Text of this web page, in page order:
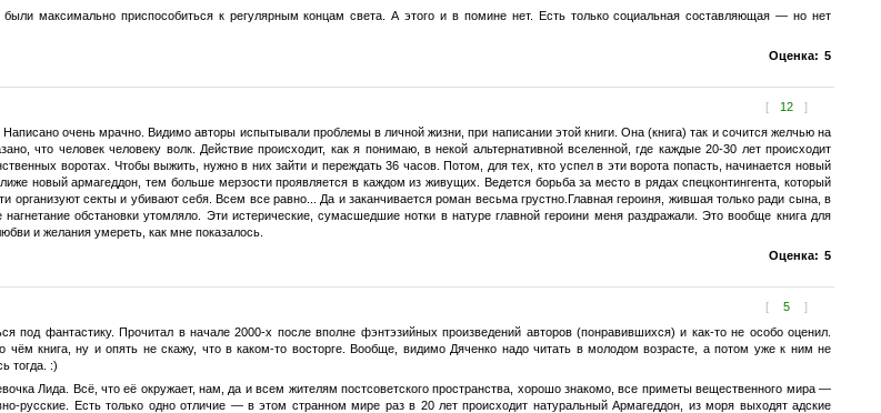
максимально приспособиться к регулярным концам света. А этого и в помине нет. Есть только социальная составляющая — но нет
Оценка: 5
[ 12 ]
очень мрачно. Видимо авторы испытывали проблемы в личной жизни, при написании этой книги. Она (книга) так и сочится желчью на
что человек человеку волк. Действие происходит, как я понимаю, в некой альтернативной вселенной, где каждые 20-30 лет происходит
воротах. Чтобы выжить, нужно в них зайти и переждать 36 часов. Потом, для тех, кто успел в эти ворота попасть, начинается новый
новый армагеддон, тем больше мерзости проявляется в каждом из живущих. Ведется борьба за место в рядах спецконтингента, который
организуют секты и убивают себя. Всем все равно... Да и заканчивается роман весьма грустно.Главная героиня, жившая только ради сына, в
нагнетание обстановки утомляло. Эти истерические, сумасшедшие нотки в натуре главной героини меня раздражали. Это вообще книга для
и желания умереть, как мне показалось.
Оценка: 5
[ 5 ]
под фантастику. Прочитал в начале 2000-х после вполне фэнтэзийных произведений авторов (понравившихся) и как-то не особо оценил.
чём книга, ну и опять не скажу, что в каком-то восторге. Вообще, видимо Дяченко надо читать в молодом возрасте, а потом уже к ним не
тогда. :)
Лида. Всё, что её окружает, нам, да и всем жителям постсоветского пространства, хорошо знакомо, все приметы вещественного мира —
русские. Есть только одно отличие — в этом странном мире раз в 20 лет происходит натуральный Армагеддон, из моря выходят адские